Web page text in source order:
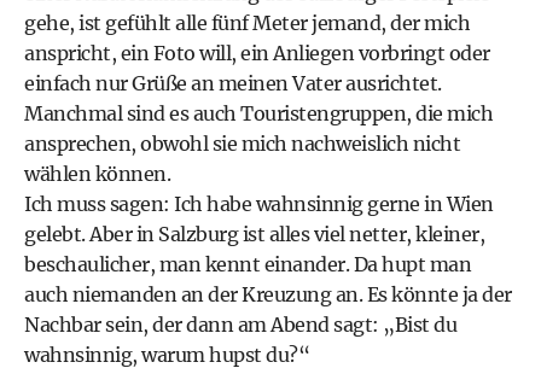
gehe, ist gefühlt alle fünf Meter jemand, der mich
anspricht, ein Foto will, ein Anliegen vorbringt oder
einfach nur Grüße an meinen Vater ausrichtet.
Manchmal sind es auch Touristengruppen, die mich
ansprechen, obwohl sie mich nachweislich nicht
wählen können.
Ich muss sagen: Ich habe wahnsinnig gerne in Wien
gelebt. Aber in Salzburg ist alles viel netter, kleiner,
beschaulicher, man kennt einander. Da hupt man
auch niemanden an der Kreuzung an. Es könnte ja der
Nachbar sein, der dann am Abend sagt: „Bist du
wahnsinnig, warum hupst du?“